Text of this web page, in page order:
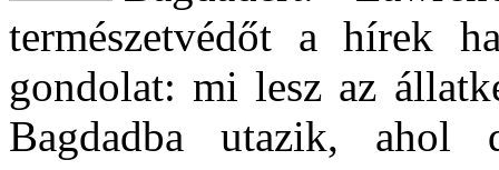
természetvédőt a hírek
gondolat: mi lesz az
Bagdadba utazik, ahol